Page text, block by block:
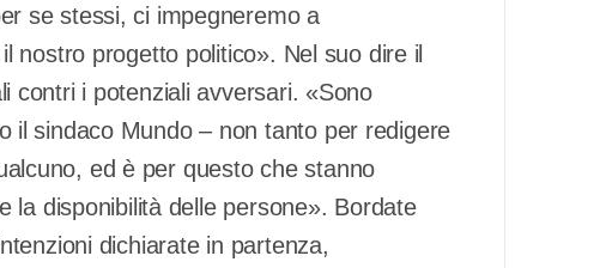
se stessi, ci impegneremo a
nostro progetto politico». Nel suo dire il
contri i potenziali avversari. «Sono
il sindaco Mundo – non tanto per redigere
ed è per questo che stanno
la disponibilità delle persone». Bordate
dichiarate in partenza,